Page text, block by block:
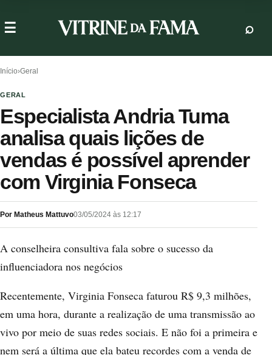
Início›Geral
GERAL
Especialista Andria Tuma
analisa quais lições de
vendas é possível aprender
com Virginia Fonseca
Por Matheus Mattuvo03/05/2024 às 12:17
A conselheira consultiva fala sobre o sucesso da
influenciadora nos negócios
Recentemente, Virginia Fonseca faturou R$ 9,3 milhões,
em uma hora, durante a realização de uma transmissão ao
vivo por meio de suas redes sociais. E não foi a primeira e
nem será a última que ela bateu recordes com a venda de